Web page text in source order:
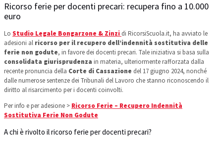
Ricorso ferie per docenti precari: recupera fino a 10.000
euro
Lo Studio Legale Bongarzone & Zinzi di RicorsiScuola.it, ha avviato le
adesioni al ricorso per il recupero dell’indennità sostitutiva delle
ferie non godute, in favore dei docenti precari. Tale iniziativa si basa sulla
consolidata giurisprudenza in materia, ulteriormente rafforzata dalla
recente pronuncia della Corte di Cassazione del 17 giugno 2024, nonché
dalle numerose sentenze dei Tribunali del Lavoro che stanno riconoscendo il
diritto al risarcimento per i docenti coinvolti.
Per info e per adesione > Ricorso Ferie – Recupero Indennità
Sostitutiva Ferie Non Godute
A chi è rivolto il ricorso ferie per docenti precari?